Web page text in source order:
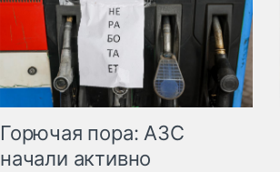
Горючая пора: АЗС
начали активно